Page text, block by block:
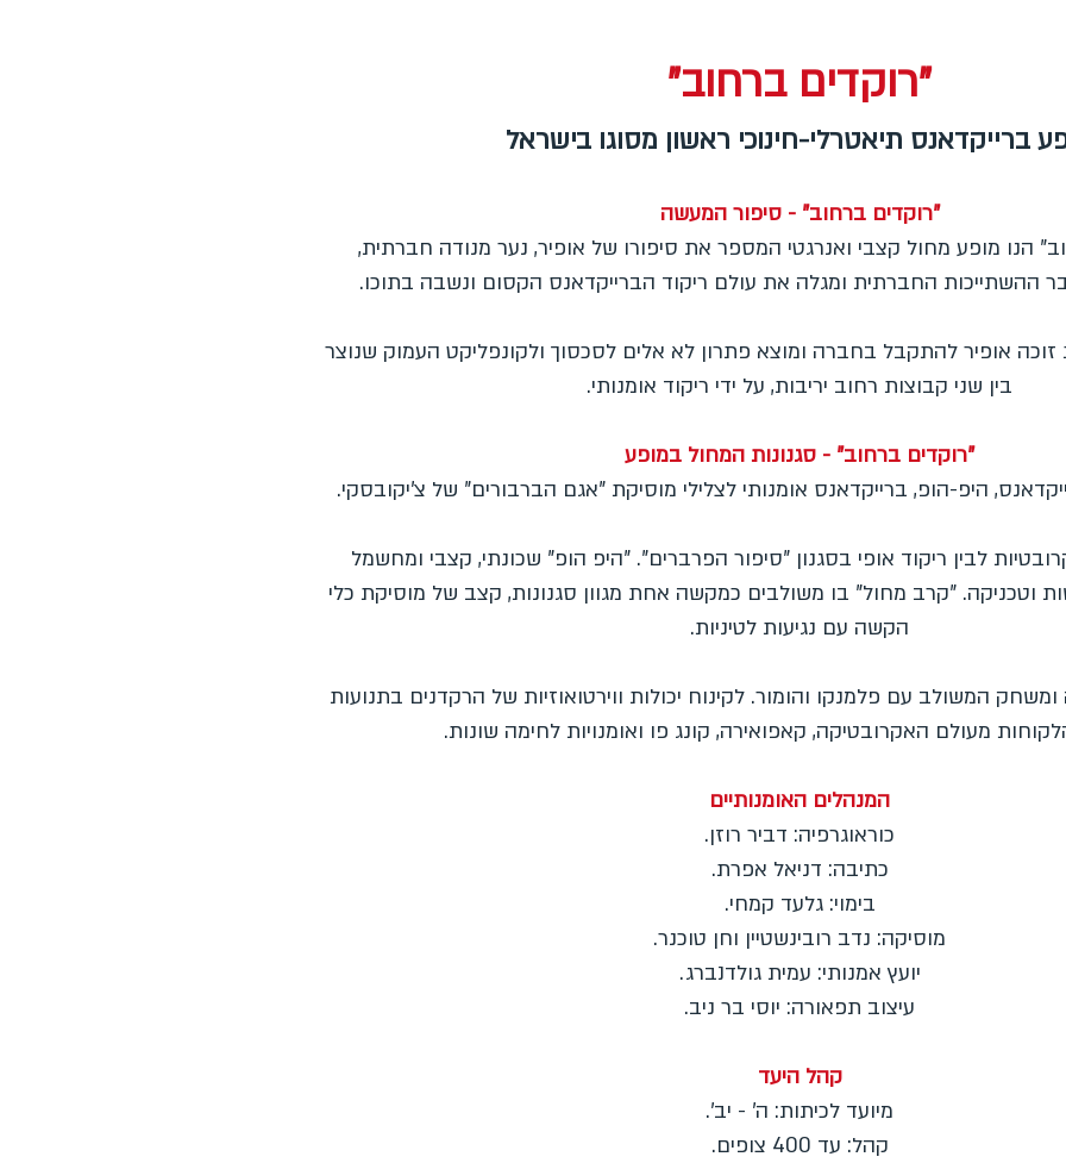
"רוקדים ברחוב"
ברייקדאנס תיאטרלי-חינוכי ראשון מסוגו בישראל
"רוקדים ברחוב" - סיפור המעשה
הנו מופע מחול קצבי ואנרגטי המספר את סיפורו של אופיר, נער מנודה חברתית,
ההשתייכות החברתית ומגלה את עולם ריקוד הברייקדאנס הקסום ונשבה בתוכו.
זוכה אופיר להתקבל בחברה ומוצא פתרון לא אלים לסכסוך ולקונפליקט העמוק שנוצר
בין שני קבוצות רחוב יריבות, על ידי ריקוד אומנותי.
"רוקדים ברחוב" - סגנונות המחול במופע
היפ-הופ, ברייקדאנס אומנותי לצלילי מוסיקת "אגם הברבורים" של צ'יקובסקי.
לבין ריקוד אופי בסגנון "סיפור הפרברים". "היפ הופ" שכונתי, קצבי ומחשמל
וטכניקה. "קרב מחול" בו משולבים כמקשה אחת מגוון סגנונות, קצב של מוסיקת כלי
הקשה עם נגיעות לטיניות.
המשולב עם פלמנקו והומור. לקינוח יכולות ווירטואוזיות של הרקדנים בתנועות
מעולם האקרובטיקה, קאפואירה, קונג פו ואומנויות לחימה שונות.
המנהלים האומנותיים
כוראוגרפיה: דביר רוזן.
כתיבה: דניאל אפרת.
בימוי: גלעד קמחי.
מוסיקה: נדב רובינשטיין וחן טוכנר.
יועץ אמנותי: עמית גולדנברג.
עיצוב תפאורה: יוסי בר ניב.
קהל היעד
מיועד לכיתות: ה' - יב'.
קהל: עד 400 צופים.